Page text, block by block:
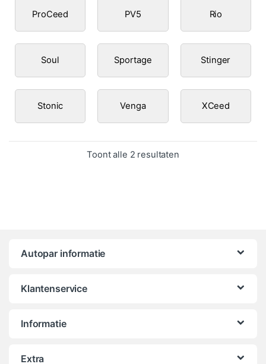
ProCeed PV5 Rio
Soul Sportage Stinger
Stonic Venga XCeed
Toont alle 2 resultatenGesorteerd op
Autopar informatie
Klantenservice
Informatie
Extra